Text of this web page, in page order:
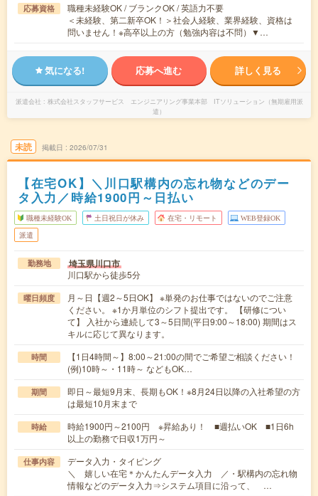
応募資格
職種未経験OK / ブランクOK / 英語力不要
＜未経験、第二新卒OK！＞社会人経験、業界経験、資格は
問いません！※高卒以上の方（勉強内容は不問）▼…
気になる! 応募へ進む 詳しく見る
派遣会社
株式会社スタッフサービス エンジニアリング事業本部 ITソリューション（無期雇用派
遣）
未読 掲載日 2026/07/31
【在宅OK】＼川口駅構内の忘れ物などのデー
タ入力／時給1900円～日払い
職種未経験OK 土日祝日が休み 在宅・リモート WEB登録OK
派遣
勤務地 埼玉県川口市
川口駅から徒歩5分
曜日頻度
月～日【週2～5日OK】 ※単発のお仕事ではないのでご注意
ください。 ※1か月単位のシフト提出です。 【研修につい
て】 入社から連続して3～5日間(平日9:00～18:00) 期間はス
キルに応じて異なります。
時間
【1日4時間～】8:00～21:00の間でご希望ご相談ください！
(例)10時～・11時～ などもOK…
期間
即日～最短9月末、長期もOK！※8月24日以降の入社希望の方
は最短10月末まで
時給
時給1900円～2100円 ※昇給あり！ ■週払いOK ■1日6h
以上の勤務で日収1万円～
仕事内容
データ入力・タイピング
＼ 嬉しい在宅＊かんたんデータ入力 ／・駅構内の忘れ物
情報などのデータ入力⇒システム項目に沿って、 …